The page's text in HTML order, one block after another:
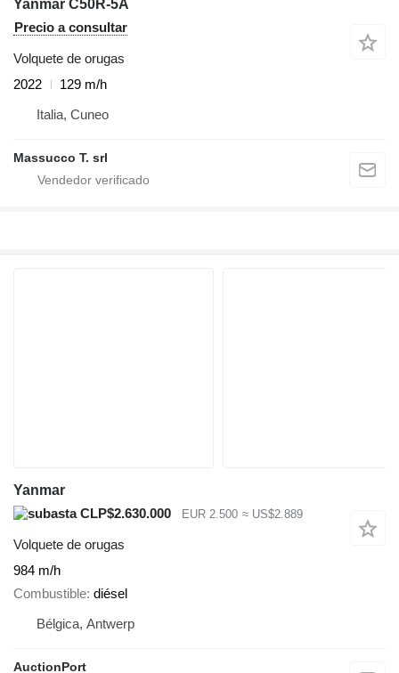
Yanmar C50R-5A
Precio a consultar
Volquete de orugas
2022
129 m/h
Italia, Cuneo
Massucco T. srl
Yanmar
CLP$2.630.000
EUR 2.500 ≈ US$2.889
Volquete de orugas
984 m/h
Combustible diésel
Bélgica, Antwerp
AuctionPort